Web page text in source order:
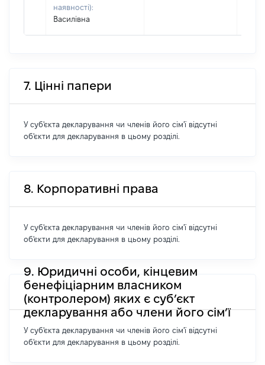
наявності):
Василівна
7. Цінні папери
У суб'єкта декларування чи членів його сім'ї відсутні
об'єкти для декларування в цьому розділі.
8. Корпоративні права
У суб'єкта декларування чи членів його сім'ї відсутні
об'єкти для декларування в цьому розділі.
9. Юридичні особи, кінцевим
бенефіціарним власником
(контролером) яких є суб’єкт
декларування або члени його сім’ї
У суб'єкта декларування чи членів його сім'ї відсутні
об'єкти для декларування в цьому розділі.